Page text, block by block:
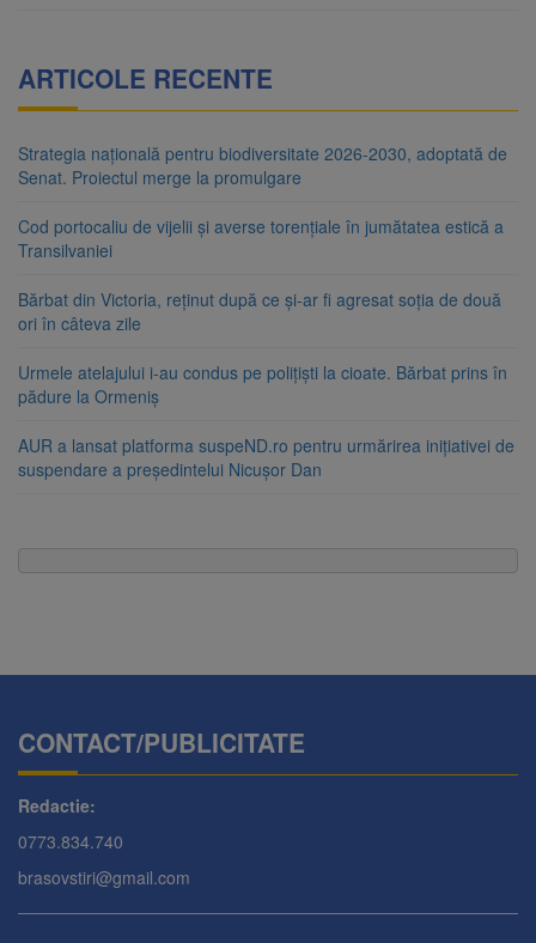
ARTICOLE RECENTE
Strategia națională pentru biodiversitate 2026-2030, adoptată de
Senat. Proiectul merge la promulgare
Cod portocaliu de vijelii și averse torențiale în jumătatea estică a
Transilvaniei
Bărbat din Victoria, reținut după ce și-ar fi agresat soția de două
ori în câteva zile
Urmele atelajului i-au condus pe polițiști la cioate. Bărbat prins în
pădure la Ormeniș
AUR a lansat platforma suspeND.ro pentru urmărirea inițiativei de
suspendare a președintelui Nicușor Dan
CONTACT/PUBLICITATE
Redactie:
0773.834.740
brasovstiri@gmail.com